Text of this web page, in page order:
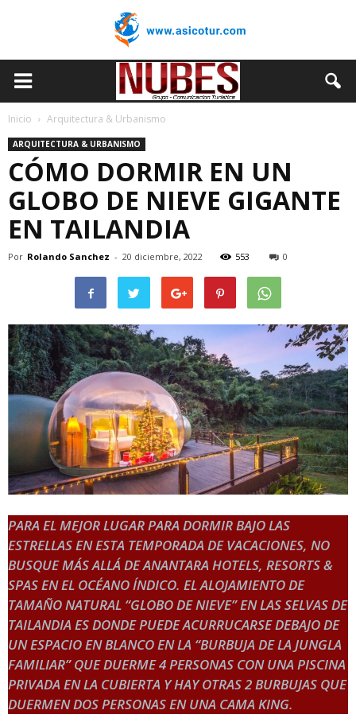
Inicio Arquitectura & Urbanismo
ARQUITECTURA & URBANISMO
CÓMO DORMIR EN UN
GLOBO DE NIEVE GIGANTE
EN TAILANDIA
Por Rolando Sanchez - 20 diciembre, 2022 553 0
PARA EL MEJOR LUGAR PARA DORMIR BAJO LAS
ESTRELLAS EN ESTA TEMPORADA DE VACACIONES, NO
BUSQUE MÁS ALLÁ DE ANANTARA HOTELS, RESORTS &
SPAS EN EL OCÉANO ÍNDICO. EL ALOJAMIENTO DE
TAMAÑO NATURAL “GLOBO DE NIEVE” EN LAS SELVAS DE
TAILANDIA ES DONDE PUEDE ACURRUCARSE DEBAJO DE
UN ESPACIO EN BLANCO EN LA “BURBUJA DE LA JUNGLA
FAMILIAR” QUE DUERME 4 PERSONAS CON UNA PISCINA
PRIVADA EN LA CUBIERTA Y HAY OTRAS 2 BURBUJAS QUE
DUERMEN DOS PERSONAS EN UNA CAMA KING.